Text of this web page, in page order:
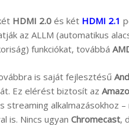
HDMI 2.0 és két HDMI 2.1
az ALLM (automatikus
funkciókat, továbbá
is saját fejlesztésű
Ez elérést biztosít az
streaming alkalmazásokhoz
is. Nincs ugyan Chromecast,